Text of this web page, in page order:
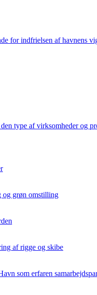
for indfrielsen af havnens
type af virksomheder og
og grøn omstilling
af rigge og skibe
som erfaren